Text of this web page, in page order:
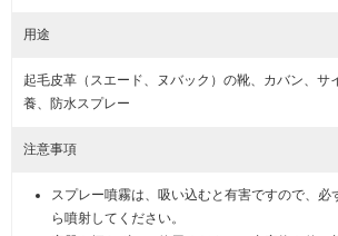
用途
起毛皮革（スエード、ヌバック）の靴、カバン、サ
養、防水スプレー
注意事項
スプレー噴霧は、吸い込むと有害ですので、必
ら噴射してください。